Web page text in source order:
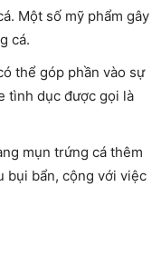
Một số mỹ phẩm gây
cá.
thể góp phần vào sự
tình dục được gọi là
mụn trứng cá thêm
bụi bẩn, cộng với việc